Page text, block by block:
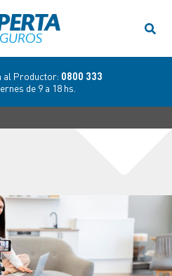
al Productor: 0800 333
de 9 a 18 hs.